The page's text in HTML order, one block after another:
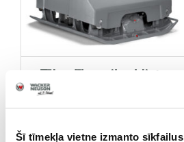
Šī tīmekļa vietne izmanto sīkfailus
Tālvadības vibroblietes